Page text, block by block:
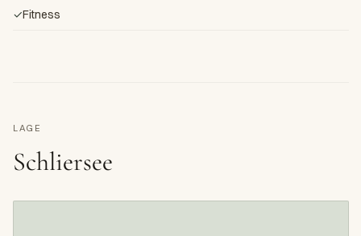
✓Fitness
LAGE
Schliersee